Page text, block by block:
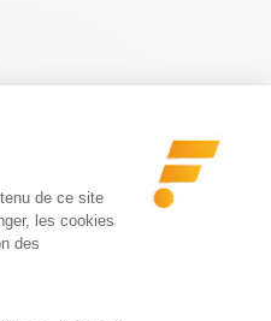
boisson vitaminée de la
Vitamin well boost est formulée
sélénium
et après un exercice physique